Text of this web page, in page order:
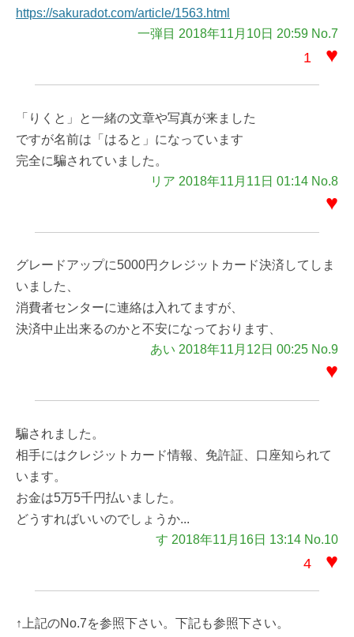
https://sakuradot.com/article/1563.html
一弾目 2018年11月10日 20:59 No.7
1 ♥
「りくと」と一緒の文章や写真が来ました
ですが名前は「はると」になっています
完全に騙されていました。
リア 2018年11月11日 01:14 No.8
♥
グレードアップに5000円クレジットカード決済してしま
いました、
消費者センターに連絡は入れてますが、
決済中止出来るのかと不安になっております、
あい 2018年11月12日 00:25 No.9
♥
騙されました。
相手にはクレジットカード情報、免許証、口座知られて
います。
お金は5万5千円払いました。
どうすればいいのでしょうか...
す 2018年11月16日 13:14 No.10
4 ♥
↑上記のNo.7を参照下さい。下記も参照下さい。